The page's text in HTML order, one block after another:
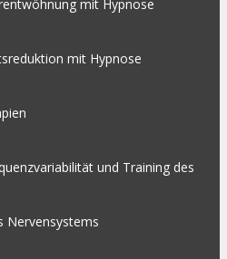
mit Hypnose
mit Hypnose
und Training des
Nervensystems